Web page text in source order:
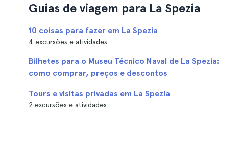
Guias de viagem para La Spezia
10 coisas para fazer em La Spezia
4 excursões e atividades
Bilhetes para o Museu Técnico Naval de La Spezia:
como comprar, preços e descontos
Tours e visitas privadas em La Spezia
2 excursões e atividades